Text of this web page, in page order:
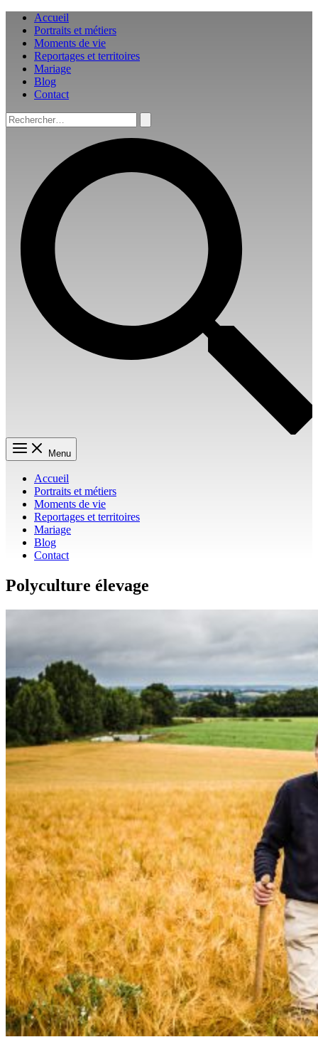
Aller
contenu
Accueil
Portraits et métiers
Moments de vie
Reportages et territoires
Mariage
Blog
Contact
Rechercher :
Menu
Accueil
Portraits et métiers
Moments de vie
Reportages et territoires
Mariage
Blog
Contact
Polyculture élevage